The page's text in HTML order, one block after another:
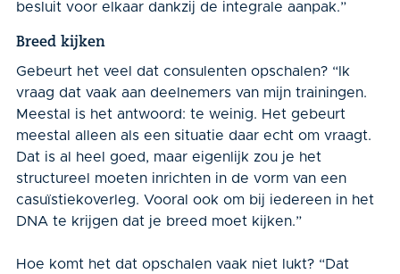
besluit voor elkaar dankzij de integrale aanpak.”
Breed kijken
Gebeurt het veel dat consulenten opschalen? “Ik
vraag dat vaak aan deelnemers van mijn trainingen.
Meestal is het antwoord: te weinig. Het gebeurt
meestal alleen als een situatie daar echt om vraagt.
Dat is al heel goed, maar eigenlijk zou je het
structureel moeten inrichten in de vorm van een
casuïstiekoverleg. Vooral ook om bij iedereen in het
DNA te krijgen dat je breed moet kijken.”
Hoe komt het dat opschalen vaak niet lukt? “Dat